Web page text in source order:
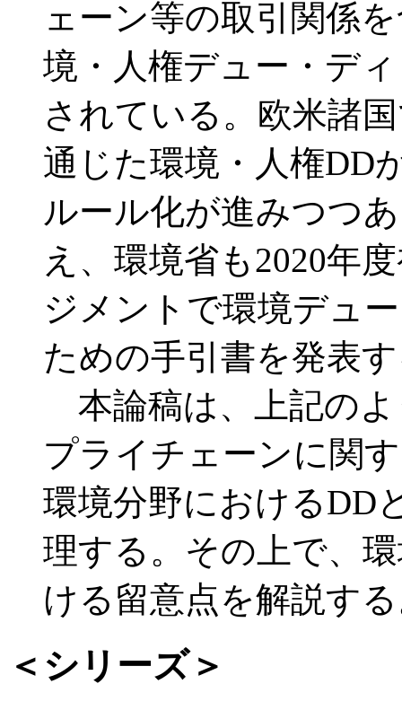
ェーン等の取引関係
境・人権デュー・デ
されている。欧米諸
通じた環境・人権DD
ルール化が進みつつ
え、環境省も2020年
ジメントで環境デュ
ための手引書を発表
本論稿は、上記のよ
プライチェーンに関
環境分野におけるDD
理する。その上で、
ける留意点を解説す
＜シリーズ＞